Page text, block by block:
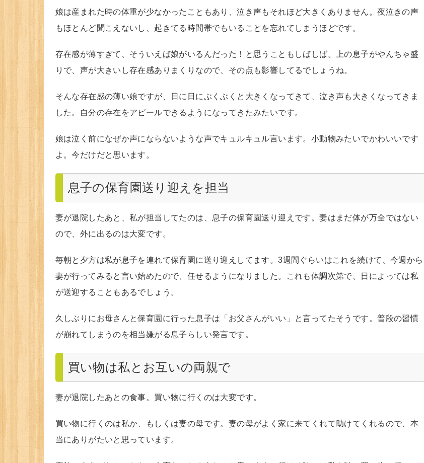
娘は産まれた時の体重が少なかったこともあり、泣き声もそれほど大きくありません。夜泣きの声
もほとんど聞こえないし、起きてる時間帯でもいることを忘れてしまうほどです。
存在感が薄すぎて、そういえば娘がいるんだった！と思うこともしばしば。上の息子がやんちゃ盛
りで、声が大きいし存在感ありまくりなので、その点も影響してるでしょうね。
そんな存在感の薄い娘ですが、日に日にぶくぶくと大きくなってきて、泣き声も大きくなってきま
した。自分の存在をアピールできるようになってきたみたいです。
娘は泣く前になぜか声にならないような声でキュルキュル言います。小動物みたいでかわいいです
よ。今だけだと思います。
息子の保育園送り迎えを担当
妻が退院したあと、私が担当してたのは、息子の保育園送り迎えです。妻はまだ体が万全ではない
ので、外に出るのは大変です。
毎朝と夕方は私が息子を連れて保育園に送り迎えしてます。3週間ぐらいはこれを続けて、今週から
妻が行ってみると言い始めたので、任せるようになりました。これも体調次第で、日によっては私
が送迎することもあるでしょう。
久しぶりにお母さんと保育園に行った息子は「お父さんがいい」と言ってたそうです。普段の習慣
が崩れてしまうのを相当嫌がる息子らしい発言です。
買い物は私とお互いの両親で
妻が退院したあとの食事。買い物に行くのは大変です。
買い物に行くのは私か、もしくは妻の母です。妻の母がよく家に来てくれて助けてくれるので、本
当にありがたいと思っています。